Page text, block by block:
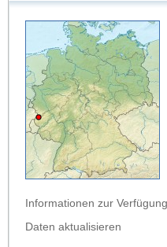
Informationen zur
Daten aktualisieren